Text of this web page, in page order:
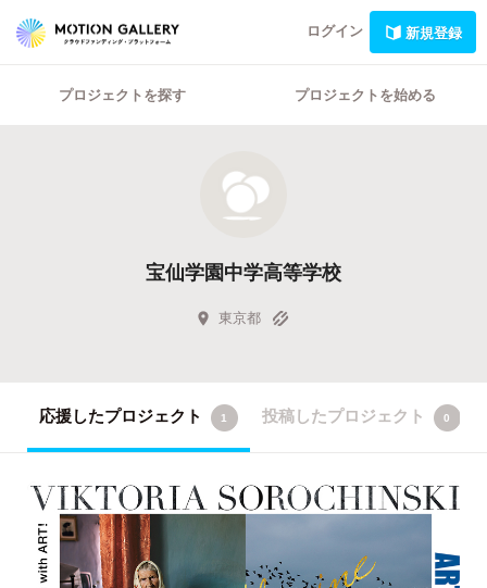
ログイン 新規登録
プロジェクトを探す プロジェクトを始める
宝仙学園中学高等学校
東京都
応援したプロジェクト 1 投稿したプロジェクト 0